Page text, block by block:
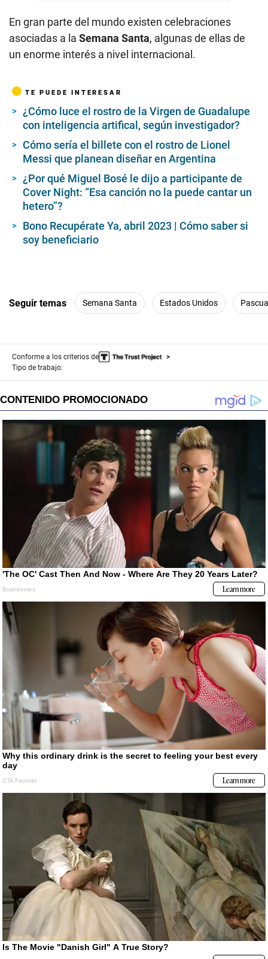
En gran parte del mundo existen celebraciones
asociadas a la Semana Santa, algunas de ellas de
un enorme interés a nivel internacional.
TE PUEDE INTERESAR
¿Cómo luce el rostro de la Virgen de Guadalupe
con inteligencia artifical, según investigador?
Cómo sería el billete con el rostro de Lionel
Messi que planean diseñar en Argentina
¿Por qué Miguel Bosé le dijo a participante de
Cover Night: “Esa canción no la puede cantar un
hetero”?
Bono Recupérate Ya, abril 2023 | Cómo saber si
soy beneficiario
Seguir temas Semana Santa Estados Unidos Pascua
Conforme a los criterios de
Tipo de trabajo: